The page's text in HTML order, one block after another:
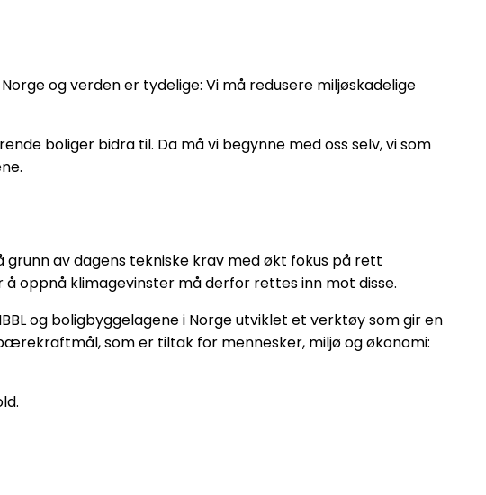
og verden er tydelige: Vi må redusere miljøskadelige
boliger bidra til. Da må vi begynne med oss selv, vi som
av dagens tekniske krav med økt fokus på rett
oppnå klimagevinster må derfor rettes inn mot disse.
og boligbyggelagene i Norge utviklet et verktøy som gir en
som er tiltak for mennesker, miljø og økonomi: